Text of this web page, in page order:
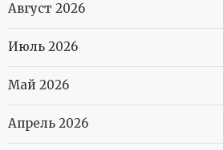
Август 2026
Июль 2026
Май 2026
Апрель 2026